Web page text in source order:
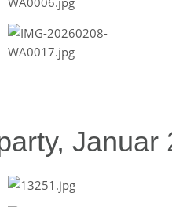
Januar